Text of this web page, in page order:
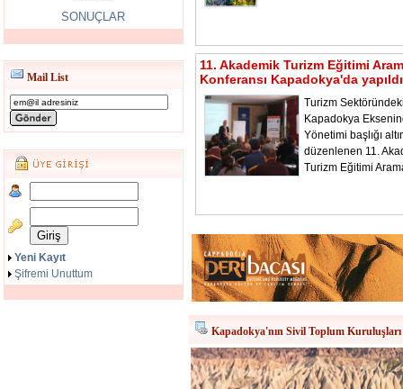
SONUÇLAR
Mail List
Yeni Kayıt
Şifremi Unuttum
11. Akademik Turizm Eğitimi
Konferansı Kapadokya'da yapıldı
Turizm
Kapadokya
Yönetimi başlığı
düzenlenen 11.
Turizm Eğitimi
Kapadokya'nın Sivil Toplum Kuruluşları